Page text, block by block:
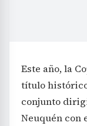
Este año, la
título
conjunto
Neuquén con